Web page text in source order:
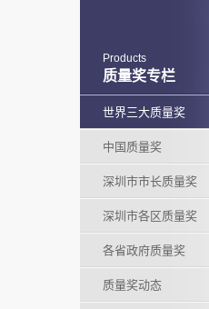
质量奖专栏
Products
世界三大质量奖
中国质量奖
深圳市市长质量奖
深圳市各区质量奖
各省政府质量奖
质量奖动态